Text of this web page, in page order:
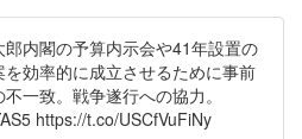
郎内閣の予算内示会や41年設置の
効率的に成立させるために事前
一致。戦争遂行への協力。
https://t.co/USCfVuFiNy